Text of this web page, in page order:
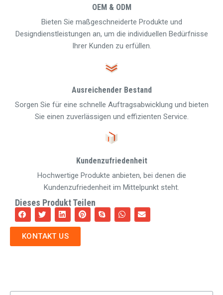
OEM & ODM
Bieten Sie maßgeschneiderte Produkte und
Designdienstleistungen an, um die individuellen Bedürfnisse
Ihrer Kunden zu erfüllen.
Ausreichender Bestand
Sorgen Sie für eine schnelle Auftragsabwicklung und bieten
Sie einen zuverlässigen und effizienten Service.
Kundenzufriedenheit
Hochwertige Produkte anbieten, bei denen die
Kundenzufriedenheit im Mittelpunkt steht.
Dieses Produkt Teilen
KONTAKT US